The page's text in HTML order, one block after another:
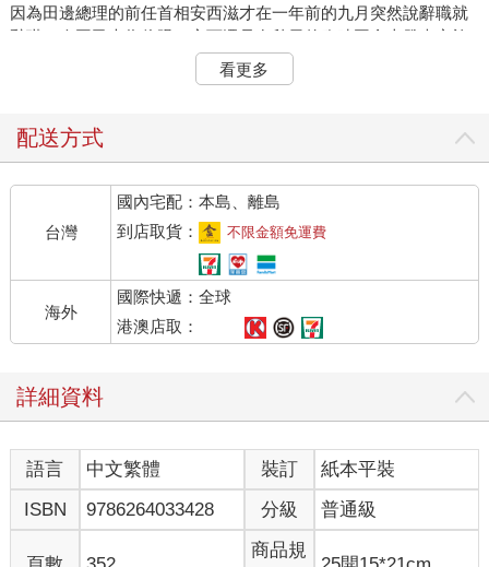
因為田邊總理的前任首相安西滋才在一年前的九月突然說辭職就
辭職，令國民大為傻眼。安西還是在秋天的臨時國會上發表完施
政方針演講沒多久就辭職，恣意妄為的程度讓所有人跌破眼鏡、
瞠目結舌地說「那場演講到底算什麼」。
丈。之前的參議院選舉才遭受歷史性的慘敗，被最大的在野黨憲
為政的狀態，形成雙頭馬車的畸形國會。
連緊接安西上台的田邊也才上任一年就要丟下內閣總理大臣的職
務，這實在頗不尋常。泰山腦海中甚至浮現出「敵前逃亡可是要
槍斃的」這句話，幸好最後一刻吞了回去。默不作聲地思考著這
下子該怎麼說服他打消請辭的念頭。
「我已經累了。拜託，讓我辭職吧。」
田邊的眉頭擠在一起，一臉隨時都要哭出來的表情。看到他這副
表情，泰山感到臼齒隱隱作痛。就算是蛀牙，也沒時間去看牙
「你拜託我也沒用啊，請冷靜思考國民會做何感想。」
泰山強忍住牙痛，擺出幹事長的威嚴。田邊的表情始終缺乏變
化，唯獨有氣無力的眼神閃爍了一下。「繼安西首相之後，連續
兩位首相都做不滿一年就半途而廢的話，身為民政黨主席，身為
內閣總理大臣，你覺得這樣說得過去嗎？」
「我知道說不過去啊。我當然也覺得這樣有點無法向國民交代。
看更多
配送方式
台灣
國內宅配：本島、離島
到店取貨：
不限金額免運費
海外
國際快遞：全球
港澳店取：
詳細資料
語言 中文繁體 裝訂
紙本平裝
ISBN
9786264033428 分級 普通級
商品規